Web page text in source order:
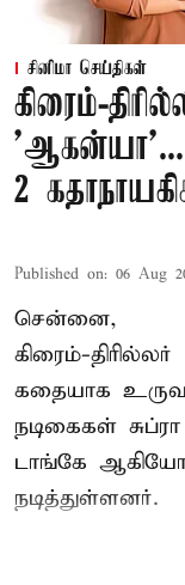
சினிமா செய்திகள்
கிரைம்-
'ஆகன்யா'...
2
Published on: 06 Aug
சென்னை,
கிரைம்-
கதையாக
நடிகைகள்
டாங்கே
நடித்துள்ளனர்.